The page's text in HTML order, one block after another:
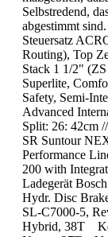
Selbstredend,
abgestimmt
Steuersatz
Routing), Top
Stack 1 1/2"
Superlite,
Safety, Semi-
Advanced
Split: 26: 42cm
SR Suntour
Performance
200 with
Ladegerät
Hydr. Disc
SL-C7000-5,
Hybrid, 38T